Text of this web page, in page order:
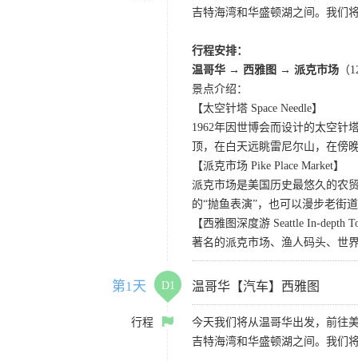
吉特海湾和华盛顿湖之间。我们
行程安排：
温哥华 → 西雅图 → 派克市场 （
景点介绍：
【太空针塔 Space Needle】
1962年因世博会而设计的太空针
顶，在白天远眺雷尼尔山，在傍
【派克市场 Pike Place Market】
派克市场是美国历史最悠久的农
的“抛鱼表演”，也可以漫步老街
【西雅图深度游 Seattle In-depth
著名的派克市场、渔人码头、世
第1天 D1 温哥华【汽车】西雅图
行程
今天我们将从温哥华出发，前往
吉特海湾和华盛顿湖之间。我们